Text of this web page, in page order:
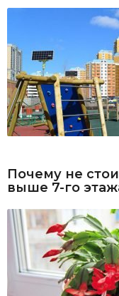
Почему не
выше 7-го